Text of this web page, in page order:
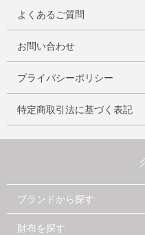
よくあるご質問
お問い合わせ
プライバシーポリシー
特定商取引法に基づく表記
ブランドから探す
財布を探す